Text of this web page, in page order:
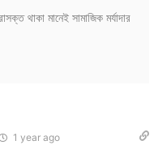
থাকা মানেই সামাজিক মর্যাদার
1 year ago